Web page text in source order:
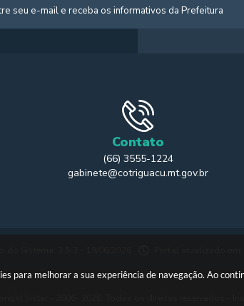
para melhorar a sua experiência de navegação. Ao
Contato
(66) 3555-1224
gabinete@cotriguacu.mt.gov.br